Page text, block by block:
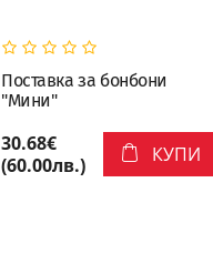
Поставка за бонбони
"Мини"
30.68€
(60.00лв.)
КУПИ